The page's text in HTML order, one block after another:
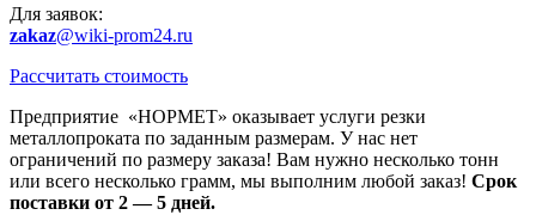
Для заявок:
zakaz@wiki-prom24.ru
Рассчитать стоимость
Предприятие «НОРМЕТ» оказывает услуги резки
металлопроката по заданным размерам. У нас нет
ограничений по размеру заказа! Вам нужно несколько тонн
или всего несколько грамм, мы выполним любой заказ! Срок
поставки от 2 — 5 дней.